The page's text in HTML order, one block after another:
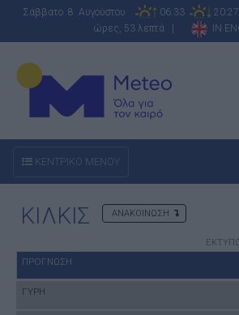
Σάββατο 8 Αυγούστου 06:33
ώρες, 53 λεπτά |
IN
ΚΕΝΤΡΙΚΟ ΜΕΝΟΥ
ΚΙΛΚΙΣ ΑΝΑΚΟΙΝΩΣΗ
ΠΡΟΓΝΩΣΗ
ΓΥΡΗ